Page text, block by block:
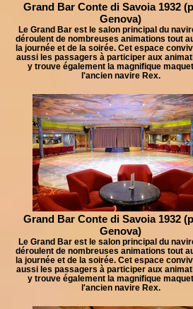
Grand Bar Conte di Savoia 1932
Genova)
Le Grand Bar est le salon principal du
déroulent de nombreuses animations tout
la journée et de la soirée. Cet espace
aussi les passagers à participer aux
y trouve également la magnifique
l'ancien navire Rex.
Grand Bar Conte di Savoia 1932
Genova)
Le Grand Bar est le salon principal du
déroulent de nombreuses animations tout
la journée et de la soirée. Cet espace
aussi les passagers à participer aux
y trouve également la magnifique
l'ancien navire Rex.